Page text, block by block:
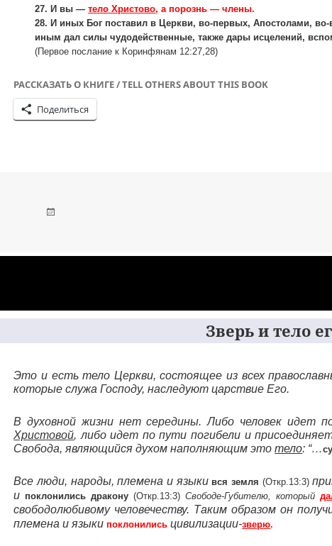
27. И вы — тело Христово, а порознь — члены.
28. И иных Бог поставил в Церкви, во-первых, Апостолами,
иным дал силы чудодейственные, также дары исцелений,
(Первое послание к Коринфянам 12:27,28)
РАССКАЗАТЬ О КНИГЕ / TELL OTHERS ABOUT THIS BOOK
Поделиться
Зверь и тело
Это и есть тело Церкви, состоящее из всех
которые служа Господу, наследуют царствие Его.
В духовной жизни нет середины. Либо человек идет
Христовой, либо идет по пути погибели и
Свобода, являющийся духом наполняющим этотело: “…
Все люди, народы, племена и языки вся земля (Откр.13:3)
и поклонились дракону (Откр.13:3)Свободе-Губителю, который
свободолюбивому человечеству. Таким образом он
племена и языки поклонились цивилизации-зверю.